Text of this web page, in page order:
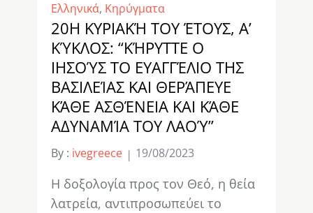
Ελληνικά, Κηρύγματα
20Η ΚΥΡΙΑΚΉ ΤΟΥ ΈΤΟΥΣ, Α’
ΚΎΚΛΟΣ: “ΚΉΡΥΤΤΕ Ο
ΙΗΣΟΎΣ ΤΟ ΕΥΑΓΓΈΛΙΟ ΤΗΣ
ΒΑΣΙΛΕΊΑΣ ΚΑΙ ΘΕΡΆΠΕΥΕ
ΚΆΘΕ ΑΣΘΈΝΕΙΑ ΚΑΙ ΚΆΘΕ
ΑΔΥΝΑΜΊΑ ΤΟΥ ΛΑΟΎ”
By : ivegreece 19/08/2023
Η δοξολογία προς τον Θεό, η θεία
λατρεία, αντιπροσωπεύει το